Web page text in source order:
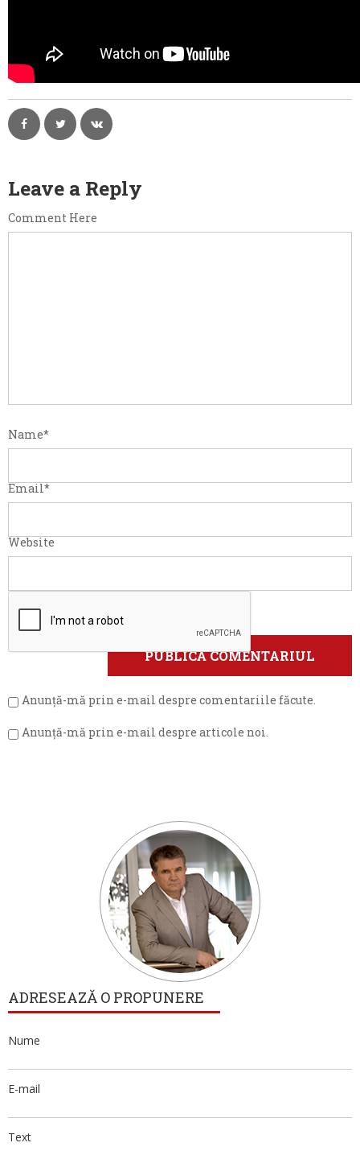
Leave a Reply
Comment Here
Name*
Email*
Website
Anunță-mă prin e-mail despre comentariile făcute.
Anunță-mă prin e-mail despre articole noi.
ADRESEAZĂ O PROPUNERE
Nume
E-mail
Text